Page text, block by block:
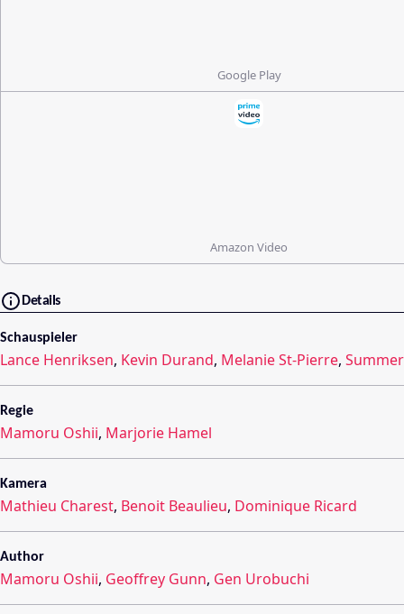
Google Play
Amazon Video
Details
Schauspieler
Lance Henriksen, Kevin Durand, Melanie St-Pierre,
Regie
Mamoru Oshii, Marjorie Hamel
Kamera
Mathieu Charest, Benoit Beaulieu, Dominique Ricard
Author
Mamoru Oshii, Geoffrey Gunn, Gen Urobuchi